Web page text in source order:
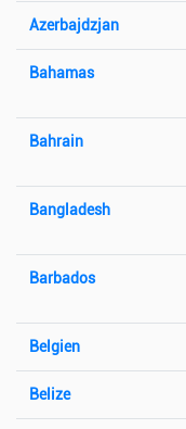
Azerbajdzjan
Bahamas
Bahrain
Bangladesh
Barbados
Belgien
Belize